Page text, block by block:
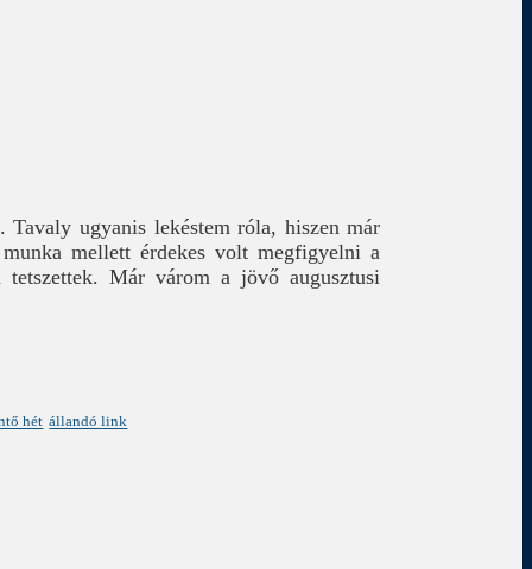
ugyanis lekéstem róla, hiszen már
mellett érdekes volt megfigyelni a
Már várom a jövő augusztusi
hét állandó link